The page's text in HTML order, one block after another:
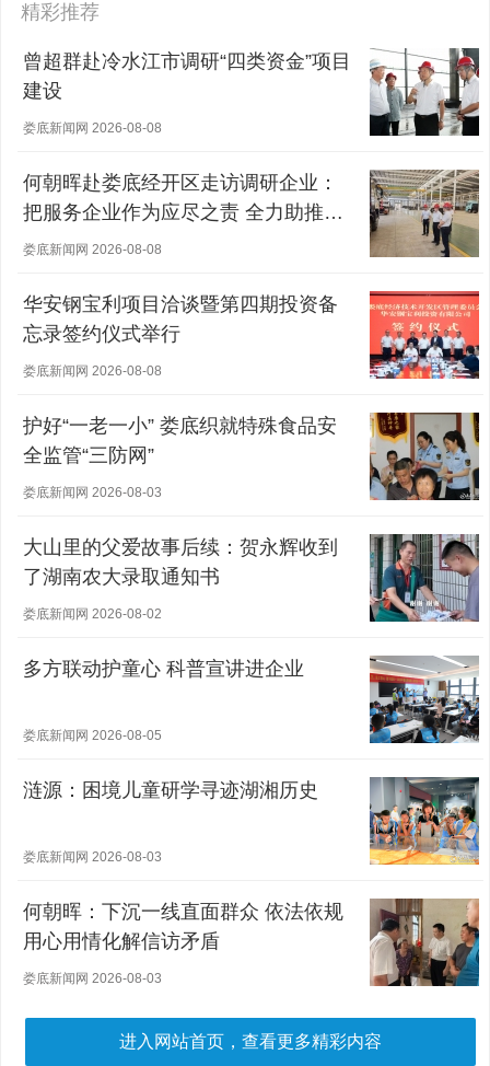
精彩推荐
曾超群赴冷水江市调研“四类资金”项目
建设
娄底新闻网 2026-08-08
何朝晖赴娄底经开区走访调研企业：
把服务企业作为应尽之责 全力助推经
营主体稳健发展
娄底新闻网 2026-08-08
华安钢宝利项目洽谈暨第四期投资备
忘录签约仪式举行
娄底新闻网 2026-08-08
护好“一老一小” 娄底织就特殊食品安
全监管“三防网”
娄底新闻网 2026-08-03
大山里的父爱故事后续：贺永辉收到
了湖南农大录取通知书
娄底新闻网 2026-08-02
多方联动护童心 科普宣讲进企业
娄底新闻网 2026-08-05
涟源：困境儿童研学寻迹湖湘历史
娄底新闻网 2026-08-03
何朝晖：下沉一线直面群众 依法依规
用心用情化解信访矛盾
娄底新闻网 2026-08-03
进入网站首页，查看更多精彩内容